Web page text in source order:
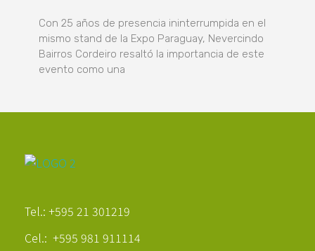
Con 25 años de presencia ininterrumpida en el
mismo stand de la Expo Paraguay, Nevercindo
Bairros Cordeiro resaltó la importancia de este
evento como una
Tel.: +595 21 301219
Cel.: +595 981 911114